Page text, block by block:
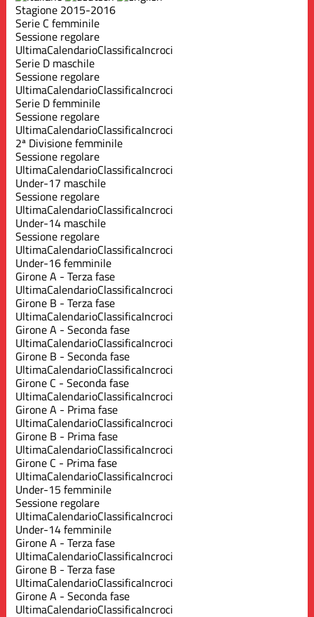
Stagione 2015-2016
Serie C femminile
Sessione regolare
UltimaCalendarioClassificaIncroci
Serie D maschile
Sessione regolare
UltimaCalendarioClassificaIncroci
Serie D femminile
Sessione regolare
UltimaCalendarioClassificaIncroci
2ª Divisione femminile
Sessione regolare
UltimaCalendarioClassificaIncroci
Under-17 maschile
Sessione regolare
UltimaCalendarioClassificaIncroci
Under-14 maschile
Sessione regolare
UltimaCalendarioClassificaIncroci
Under-16 femminile
Girone A - Terza fase
UltimaCalendarioClassificaIncroci
Girone B - Terza fase
UltimaCalendarioClassificaIncroci
Girone A - Seconda fase
UltimaCalendarioClassificaIncroci
Girone B - Seconda fase
UltimaCalendarioClassificaIncroci
Girone C - Seconda fase
UltimaCalendarioClassificaIncroci
Girone A - Prima fase
UltimaCalendarioClassificaIncroci
Girone B - Prima fase
UltimaCalendarioClassificaIncroci
Girone C - Prima fase
UltimaCalendarioClassificaIncroci
Under-15 femminile
Sessione regolare
UltimaCalendarioClassificaIncroci
Under-14 femminile
Girone A - Terza fase
UltimaCalendarioClassificaIncroci
Girone B - Terza fase
UltimaCalendarioClassificaIncroci
Girone A - Seconda fase
UltimaCalendarioClassificaIncroci